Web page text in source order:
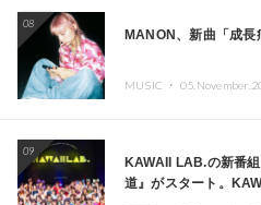
08
MANON、新曲「成長
MUSIC ・
09
KAWAII LAB.の新番
道』がスタート。